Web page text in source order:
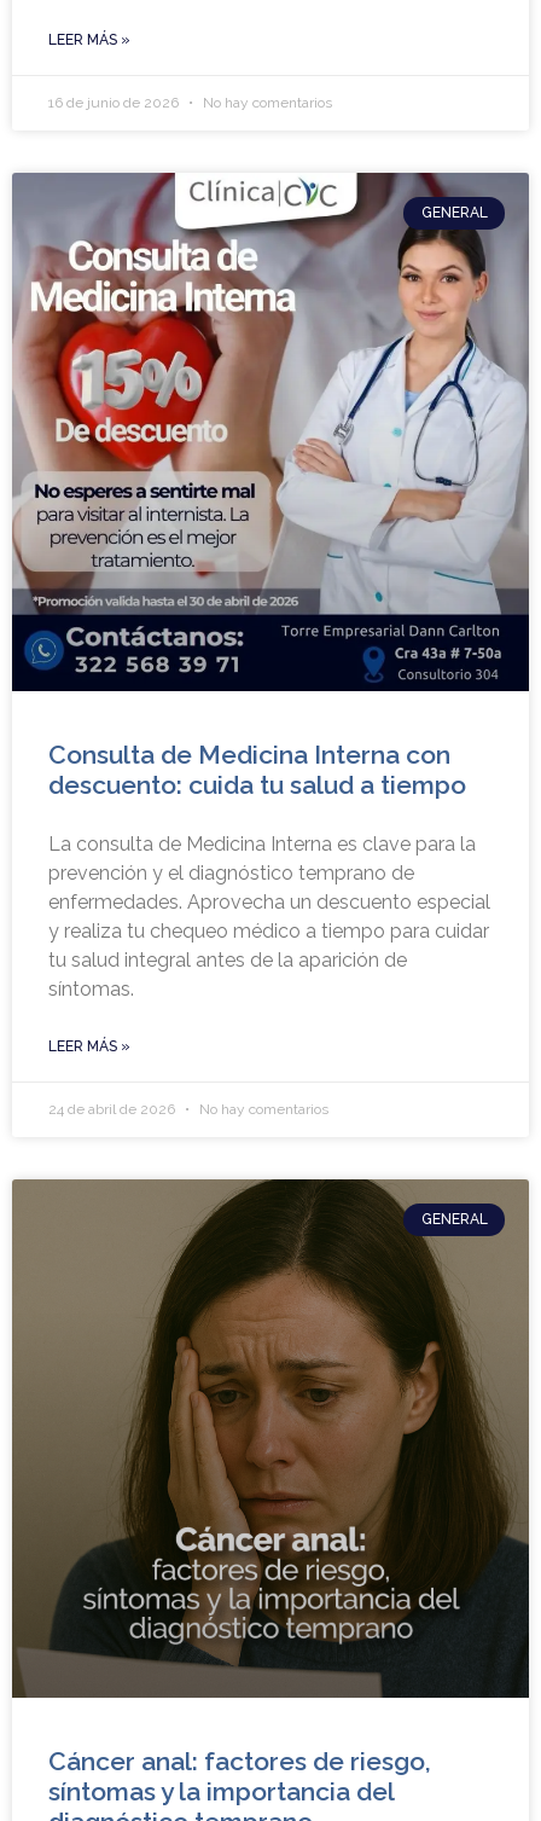
LEER MÁS »
16 de junio de 2026 No hay comentarios
GENERAL
Consulta de Medicina Interna con
descuento: cuida tu salud a tiempo
La consulta de Medicina Interna es clave para la
prevención y el diagnóstico temprano de
enfermedades. Aprovecha un descuento especial
y realiza tu chequeo médico a tiempo para cuidar
tu salud integral antes de la aparición de
síntomas.
LEER MÁS »
24 de abril de 2026 No hay comentarios
GENERAL
Cáncer anal: factores de riesgo,
síntomas y la importancia del